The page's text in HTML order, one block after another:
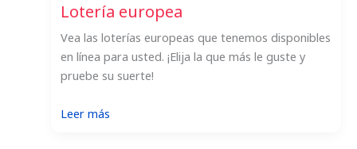
Lotería europea
Vea las loterías europeas que tenemos disponibles
en línea para usted. ¡Elija la que más le guste y
pruebe su suerte!
Leer más: